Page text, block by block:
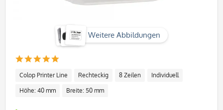
Weitere Abbildungen
Colop Printer Line Rechteckig 8 Zeilen Individuell
Höhe: 40 mm Breite: 50 mm